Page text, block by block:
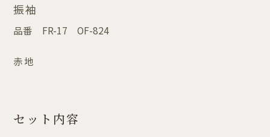
振袖
品番 FR-17 OF-824
赤地
セット内容